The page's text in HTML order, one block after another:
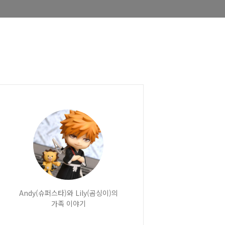
Andy(슈퍼스타)와 Lily(곰싱이)의
가족 이야기